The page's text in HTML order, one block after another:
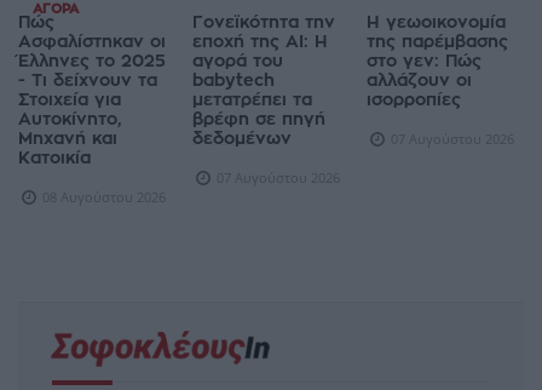
ΑΓΟΡΆ
Πώς
Ασφαλίστηκαν οι
Έλληνες το 2025
- Τι δείχνουν τα
Στοιχεία για
Αυτοκίνητο,
Μηχανή και
Κατοικία
08 Αυγούστου 2026
Γονεϊκότητα την
εποχή της AI: Η
αγορά του
babytech
μετατρέπει τα
βρέφη σε πηγή
δεδομένων
07 Αυγούστου 2026
Η γεωοικονομία
της παρέμβασης
στο γεν: Πώς
αλλάζουν οι
ισορροπίες
07 Αυγούστου 2026